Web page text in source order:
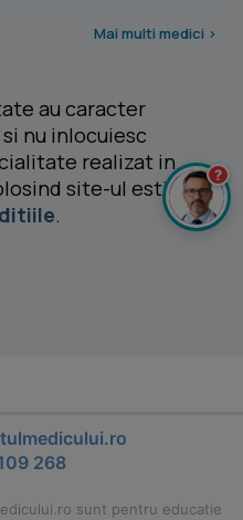
Mai multi medici >
au caracter
nu inlocuiesc
realizat in
site-ul esti de
.
268
sunt pentru educatie
?